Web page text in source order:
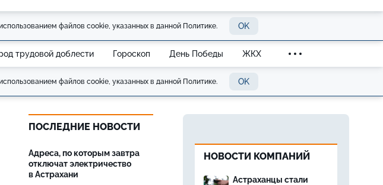
файлов cookie, указанных в данной Политике. OK
трудовой доблести Гороскоп День Победы ЖКХ
файлов cookie, указанных в данной Политике. OK
ПОСЛЕДНИЕ НОВОСТИ
Адреса, по которым завтра
отключат электричество
в Астрахани
НОВОСТИ КОМПАНИЙ
Астраханцы стали